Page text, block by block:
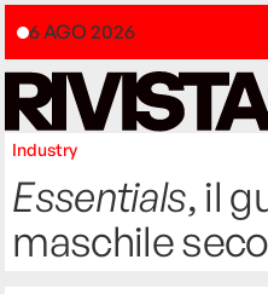
6 AGO 2026
Industry
Essentials, il
maschile